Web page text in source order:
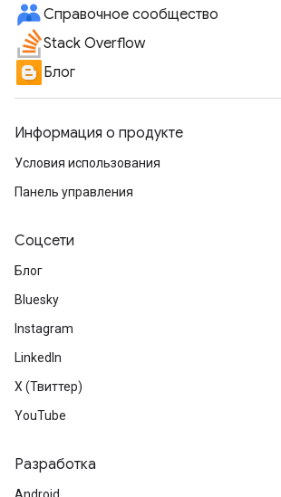
Справочное сообщество
Stack Overflow
Блог
Информация о продукте
Условия использования
Панель управления
Соцсети
Блог
Bluesky
Instagram
LinkedIn
X (Твиттер)
YouTube
Разработка